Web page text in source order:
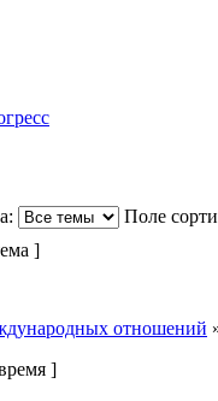
Поле
]
отношений
]